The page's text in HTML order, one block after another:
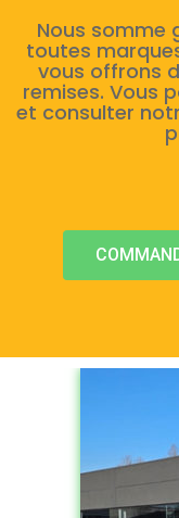
Nous somme
toutes
vous offrons
remises. Vous
et consulter